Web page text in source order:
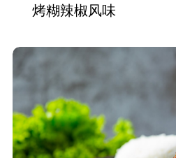
烤糊辣椒风味